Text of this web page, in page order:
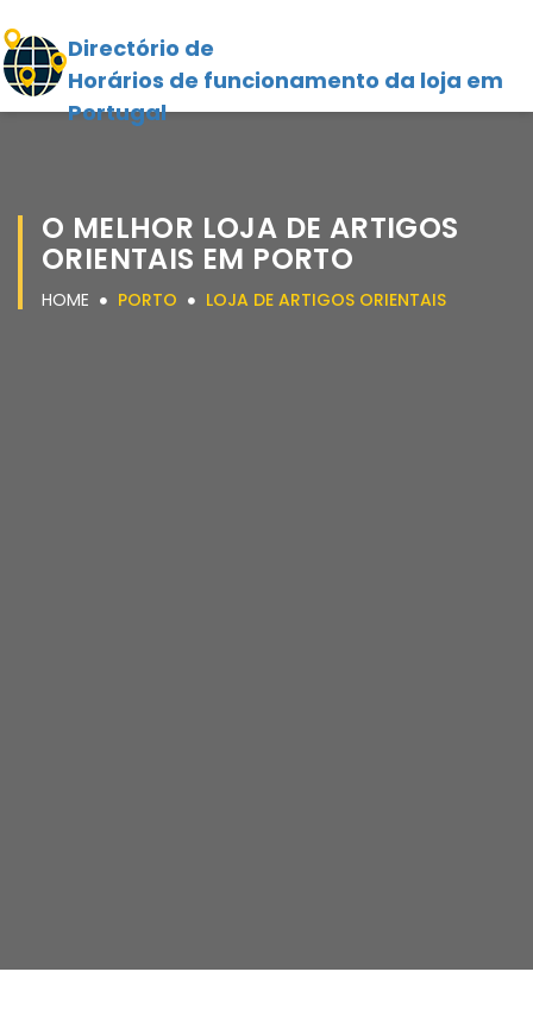
Directório de
Horários de funcionamento da loja em
Portugal
O MELHOR LOJA DE ARTIGOS
ORIENTAIS EM PORTO
HOME PORTO LOJA DE ARTIGOS ORIENTAIS